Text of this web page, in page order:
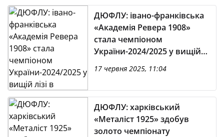
ДЮФЛУ: івано-франківська
«Академія Ревера 1908»
стала чемпіоном
України-2024/2025 у вищій
17 червня 2025, 11:04
ДЮФЛУ: харківський
«Металіст 1925» здобув
золото чемпіонату